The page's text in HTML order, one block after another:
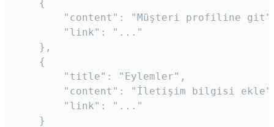
    {
"content": "Müşteri profiline
        "link": "..."
    },
    {
        "title": "Eylemler",
"content": "İletişim bilgisi
        "link": "..."
    }